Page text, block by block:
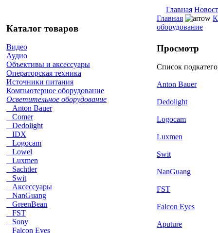
Главная
Каталог товаров
Видео
Аудио
Объективы и аксессуары
Операторская техника
Источники питания
Компьютерное оборудование
Осветительное оборудование
Anton Bauer
Comer
Dedolight
IDX
Logocam
Lowel
Luxmen
Sachtler
Swit
Аксессуары
NanGuang
GreenBean
FST
Sony
Falcon Eyes
Главная
оборудование
Просмотр
Список
Anton Bauer
Dedolight
Logocam
Luxmen
Swit
NanGuang
FST
Falcon Eyes
Aputure